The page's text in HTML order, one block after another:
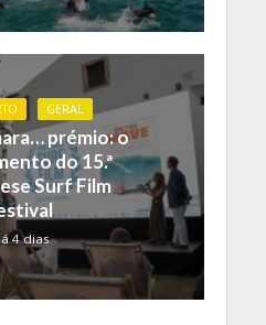
GERAL
prémio: o
do 15.ª
Surf Film
4 dias